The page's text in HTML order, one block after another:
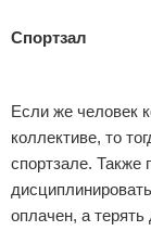
Спортзал
Если же человек
коллективе, то
спортзале. Также
оплачен, а